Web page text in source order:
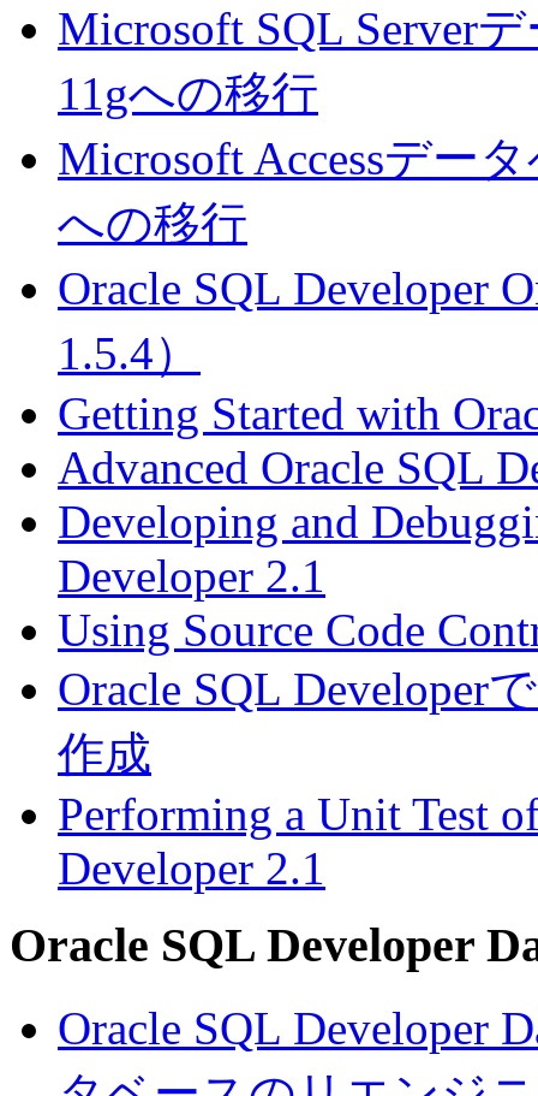
Microsoft SQL Server
11gへの移行
Microsoft Accessデー
への移行
Oracle SQL Developer
1.5.4）
Getting Started with
Advanced Oracle SQL
Developing and
Developer 2.1
Using Source Code
Oracle SQL Developer
作成
Performing a Unit Test
Developer 2.1
Oracle SQL Developer
Oracle SQL Developer